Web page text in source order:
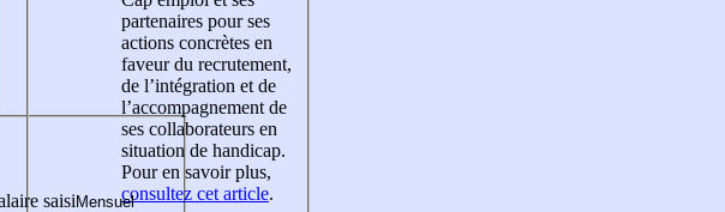
saisi
partenaires pour ses
actions concrètes en
faveur du recrutement,
de l’intégration et de
l’accompagnement de
ses collaborateurs en
situation de handicap.
Pour en savoir plus,
consultez cet article.